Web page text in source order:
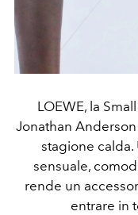
LOEWE, la
Jonathan
stagione calda.
sensuale,
rende un
entrare in